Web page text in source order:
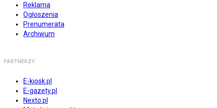
Reklama
Ogłoszenia
Prenumerata
Archiwum
PARTNERZY
E-kiosk.pl
E-gazety.pl
Nexto.pl